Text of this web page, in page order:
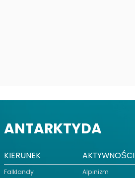
ANTARKTYDA
KIERUNEK
Falklandy
AKTYWNOŚCI
Alpinizm